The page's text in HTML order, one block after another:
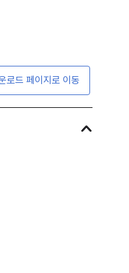
로드 페이지로 이동